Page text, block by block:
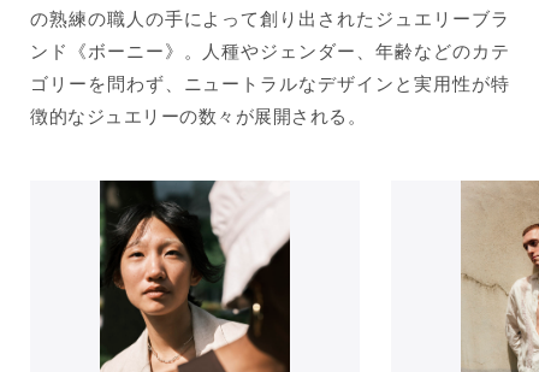
の熟練の職人の手によって創り出されたジュエリーブラ
ンド《ボーニー》。人種やジェンダー、年齢などのカテ
ゴリーを問わず、ニュートラルなデザインと実用性が特
徴的なジュエリーの数々が展開される。